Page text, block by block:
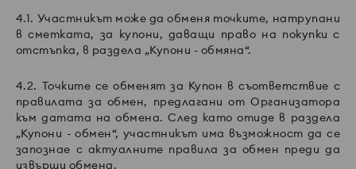
4.1. Участникът може да обменя точките, натрупани
в сметката, за купони, даващи право на покупки с
отстъпка, в раздела „Купони - обмяна“.
4.2. Точките се обменят за Купон в съответствие с
правилата за обмен, предлагани от Организатора
към датата на обмена. След като отиде в раздела
„Купони - обмен“, участникът има възможност да се
запознае с актуалните правила за обмен преди да
извърши обмена.